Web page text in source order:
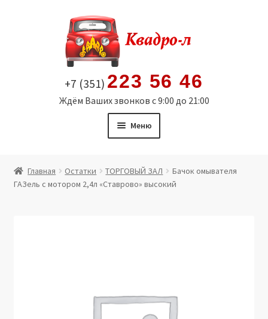
содержимому
+7 (351) 223 56 46
Ждём Ваших звонков с 9:00 до 21:00
Меню
Витрина
Главная Остатки ТОРГОВЫЙ ЗАЛ
Бачок омывателя
ГАЗель с мотором 2,4л «Ставрово» высокий